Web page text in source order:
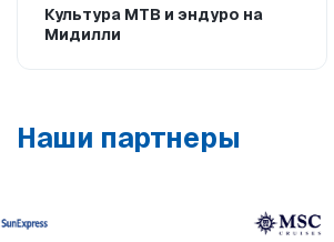
Культура MTB и эндуро на
Мидилли
Наши партнеры